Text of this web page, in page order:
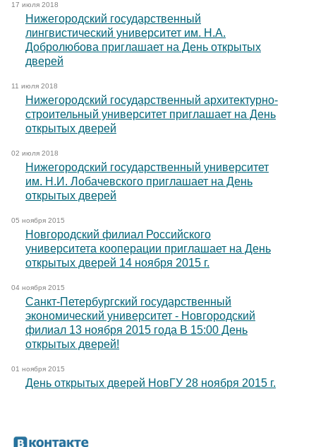
17 июля 2018
Нижегородский государственный
лингвистический университет им. Н.А.
Добролюбова приглашает на День открытых
дверей
11 июля 2018
Нижегородский государственный архитектурно-
строительный университет приглашает на День
открытых дверей
02 июля 2018
Нижегородский государственный университет
им. Н.И. Лобачевского приглашает на День
открытых дверей
05 ноября 2015
Новгородский филиал Российского
университета кооперации приглашает на День
открытых дверей 14 ноября 2015 г.
04 ноября 2015
Санкт-Петербургский государственный
экономический университет - Новгородский
филиал 13 ноября 2015 года В 15:00 День
открытых дверей!
01 ноября 2015
День открытых дверей НовГУ 28 ноября 2015 г.